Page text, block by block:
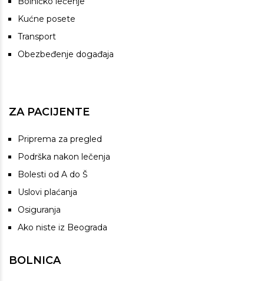
Kućne posete
Transport
Obezbeđenje događaja
ZA PACIJENTE
Priprema za pregled
Podrška nakon lečenja
Bolesti od A do Š
Uslovi plaćanja
Osiguranja
Ako niste iz Beograda
BOLNICA